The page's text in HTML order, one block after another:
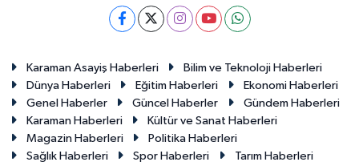
Karaman Asayiş Haberleri
Bilim ve Teknoloji Haberleri
Dünya Haberleri
Eğitim Haberleri
Ekonomi Haberleri
Genel Haberler
Güncel Haberler
Gündem Haberleri
Karaman Haberleri
Kültür ve Sanat Haberleri
Magazin Haberleri
Politika Haberleri
Sağlık Haberleri
Spor Haberleri Tarım Haberleri